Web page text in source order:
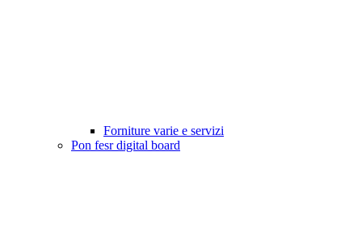
Forniture varie e servizi
Pon fesr digital board